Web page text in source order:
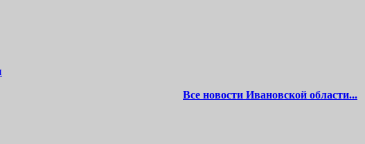
Все новости Ивановской области...